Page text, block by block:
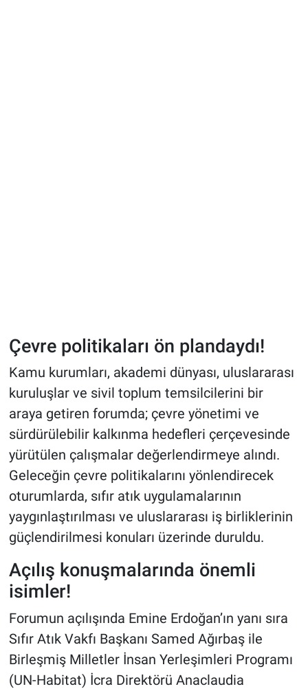
Çevre politikaları ön plandaydı!
Kamu kurumları, akademi dünyası, uluslararası
kuruluşlar ve sivil toplum temsilcilerini bir
araya getiren forumda; çevre yönetimi ve
sürdürülebilir kalkınma hedefleri çerçevesinde
yürütülen çalışmalar değerlendirmeye alındı.
Geleceğin çevre politikalarını yönlendirecek
oturumlarda, sıfır atık uygulamalarının
yaygınlaştırılması ve uluslararası iş birliklerinin
güçlendirilmesi konuları üzerinde duruldu.
Açılış konuşmalarında önemli
isimler!
Forumun açılışında Emine Erdoğan’ın yanı sıra
Sıfır Atık Vakfı Başkanı Samed Ağırbaş ile
Birleşmiş Milletler İnsan Yerleşimleri Programı
(UN-Habitat) İcra Direktörü Anaclaudia